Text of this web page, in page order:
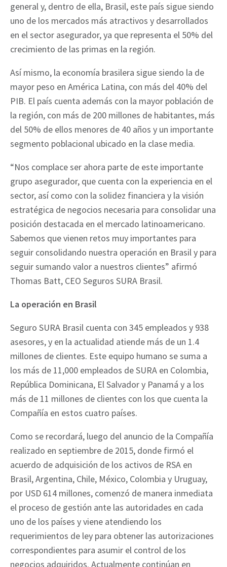
general y, dentro de ella, Brasil, este país sigue siendo
uno de los mercados más atractivos y desarrollados
en el sector asegurador, ya que representa el 50% del
crecimiento de las primas en la región.
Así mismo, la economía brasilera sigue siendo la de
mayor peso en América Latina, con más del 40% del
PIB. El país cuenta además con la mayor población de
la región, con más de 200 millones de habitantes, más
del 50% de ellos menores de 40 años y un importante
segmento poblacional ubicado en la clase media.
“Nos complace ser ahora parte de este importante
grupo asegurador, que cuenta con la experiencia en el
sector, así como con la solidez financiera y la visión
estratégica de negocios necesaria para consolidar una
posición destacada en el mercado latinoamericano.
Sabemos que vienen retos muy importantes para
seguir consolidando nuestra operación en Brasil y para
seguir sumando valor a nuestros clientes” afirmó
Thomas Batt, CEO Seguros SURA Brasil.
La operación en Brasil
Seguro SURA Brasil cuenta con 345 empleados y 938
asesores, y en la actualidad atiende más de un 1.4
millones de clientes. Este equipo humano se suma a
los más de 11,000 empleados de SURA en Colombia,
República Dominicana, El Salvador y Panamá y a los
más de 11 millones de clientes con los que cuenta la
Compañía en estos cuatro países.
Como se recordará, luego del anuncio de la Compañía
realizado en septiembre de 2015, donde firmó el
acuerdo de adquisición de los activos de RSA en
Brasil, Argentina, Chile, México, Colombia y Uruguay,
por USD 614 millones, comenzó de manera inmediata
el proceso de gestión ante las autoridades en cada
uno de los países y viene atendiendo los
requerimientos de ley para obtener las autorizaciones
correspondientes para asumir el control de los
negocios adquiridos. Actualmente continúan en